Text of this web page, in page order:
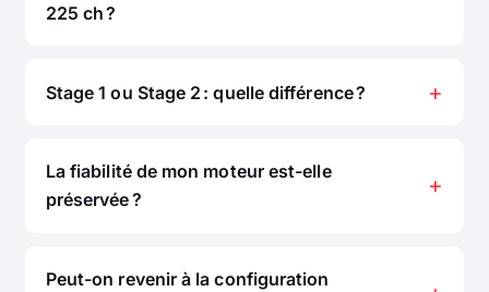
225 ch ?
Stage 1 ou Stage 2 : quelle différence ?
La fiabilité de mon moteur est-elle
préservée ?
Peut-on revenir à la configuration